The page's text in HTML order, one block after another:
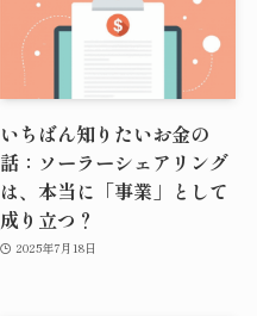
いちばん知りたいお金の
話：ソーラーシェアリング
は、本当に「事業」として
成り立つ？
2025年7月18日